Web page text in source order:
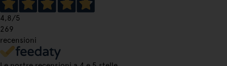
4,8/5
269
recensioni